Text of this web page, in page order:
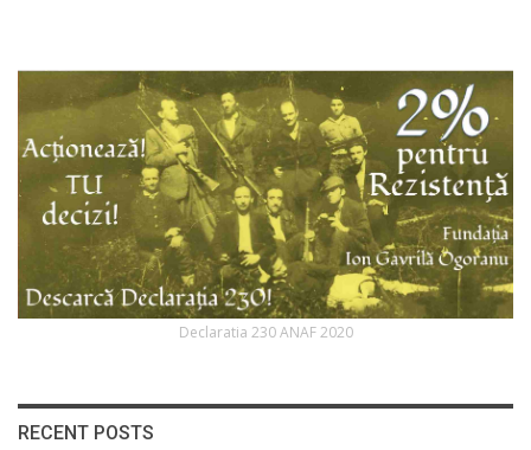
Declaratia 230 ANAF 2020
RECENT POSTS